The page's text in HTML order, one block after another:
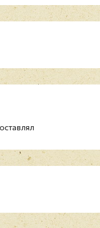
(We Salute You)